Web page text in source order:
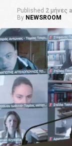
Published 2 μήνες
By NEWSROOM